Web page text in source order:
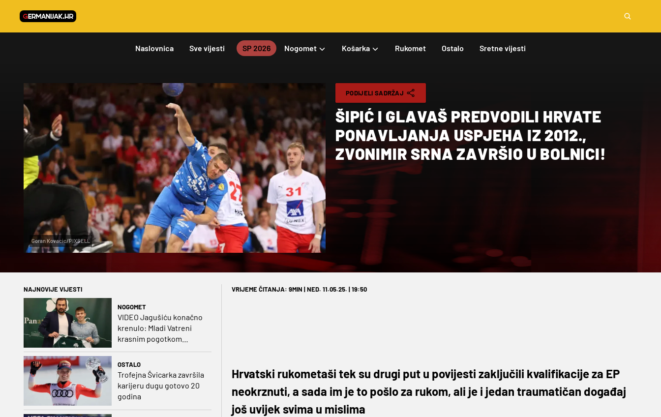
Naslovnica Sve vijesti SP 2026 Nogomet Košarka Rukomet Ostalo Sretne vijesti
Goran Kovacic/PIXSELL
PODIJELI SADRŽAJ
ŠIPIĆ I GLAVAŠ PREDVODILI HRVATE
PONAVLJANJA USPJEHA IZ 2012.,
ZVONIMIR SRNA ZAVRŠIO U BOLNICI!
NAJNOVIJE VIJESTI
NOGOMET
VIDEO Jagušiću konačno
krenulo: Mladi Vatreni
krasnim pogotkom
OSTALO
Trofejna Švicarka završila
karijeru dugu gotovo 20
godina
VRIJEME ČITANJA: 9MIN | NED. 11.05.25. | 19:50
Hrvatski rukometaši tek su drugi put u povijesti zaključili kvalifikacije za EP
neokrznuti, a sada im je to pošlo za rukom, ali je i jedan traumatičan događaj
još uvijek svima u mislima